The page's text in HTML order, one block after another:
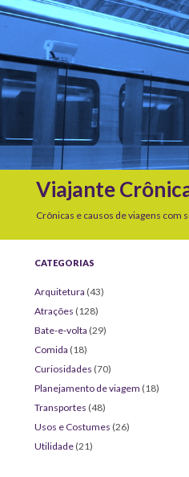
Viajante
Crônicas e causos de viagens com
CATEGORIAS
Arquitetura (43)
Atrações (128)
Bate-e-volta (29)
Comida (18)
Curiosidades (70)
Planejamento de viagem (18)
Transportes (48)
Usos e Costumes (26)
Utilidade (21)